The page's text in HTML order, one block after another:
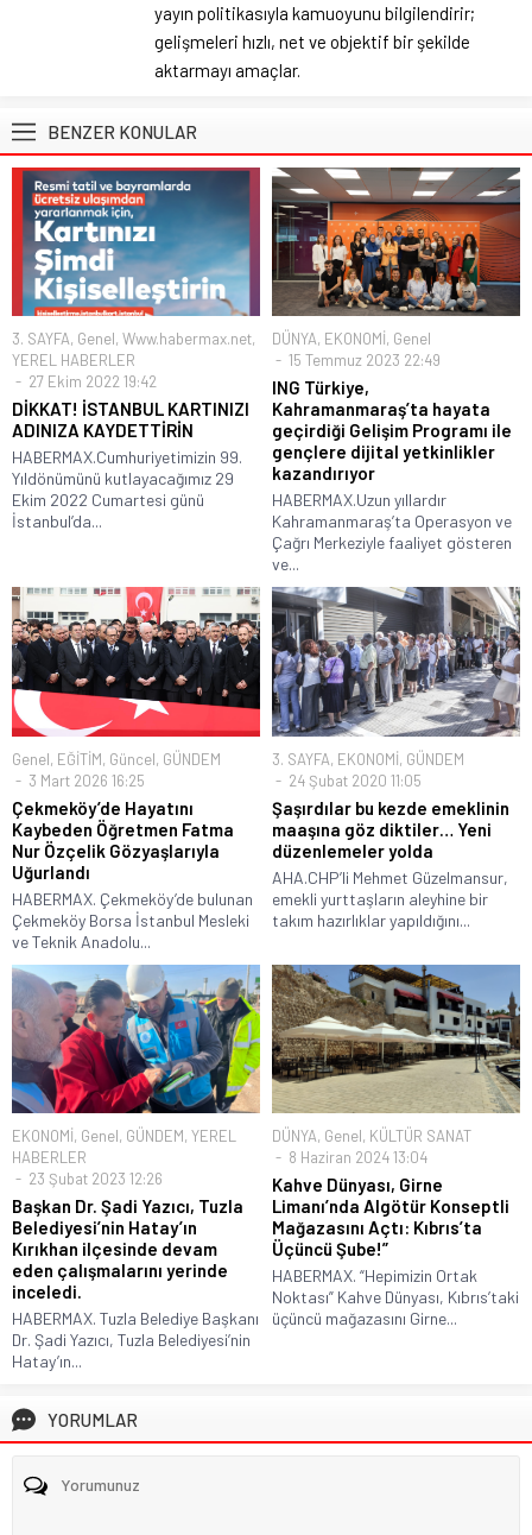
yayın politikasıyla kamuoyunu bilgilendirir;
gelişmeleri hızlı, net ve objektif bir şekilde
aktarmayı amaçlar.
BENZER KONULAR
3. SAYFA, Genel, Www.habermax.net,
YEREL HABERLER
27 Ekim 2022 19:42
DİKKAT! İSTANBUL KARTINIZI
ADINIZA KAYDETTİRİN
HABERMAX.Cumhuriyetimizin 99.
Yıldönümünü kutlayacağımız 29
Ekim 2022 Cumartesi günü
İstanbul’da...
DÜNYA, EKONOMİ, Genel
15 Temmuz 2023 22:49
ING Türkiye,
Kahramanmaraş’ta hayata
geçirdiği Gelişim Programı ile
gençlere dijital yetkinlikler
kazandırıyor
HABERMAX.Uzun yıllardır
Kahramanmaraş’ta Operasyon ve
Çağrı Merkeziyle faaliyet gösteren
ve...
Genel, EĞİTİM, Güncel, GÜNDEM
3 Mart 2026 16:25
Çekmeköy’de Hayatını
Kaybeden Öğretmen Fatma
Nur Özçelik Gözyaşlarıyla
Uğurlandı
HABERMAX. Çekmeköy’de bulunan
Çekmeköy Borsa İstanbul Mesleki
ve Teknik Anadolu...
3. SAYFA, EKONOMİ, GÜNDEM
24 Şubat 2020 11:05
Şaşırdılar bu kezde emeklinin
maaşına göz diktiler… Yeni
düzenlemeler yolda
AHA.CHP’li Mehmet Güzelmansur,
emekli yurttaşların aleyhine bir
takım hazırlıklar yapıldığını...
EKONOMİ, Genel, GÜNDEM, YEREL
HABERLER
23 Şubat 2023 12:26
Başkan Dr. Şadi Yazıcı, Tuzla
Belediyesi’nin Hatay’ın
Kırıkhan ilçesinde devam
eden çalışmalarını yerinde
inceledi.
HABERMAX. Tuzla Belediye Başkanı
Dr. Şadi Yazıcı, Tuzla Belediyesi’nin
Hatay’ın...
DÜNYA, Genel, KÜLTÜR SANAT
8 Haziran 2024 13:04
Kahve Dünyası, Girne
Limanı’nda Algötür Konseptli
Mağazasını Açtı: Kıbrıs’ta
Üçüncü Şube!”
HABERMAX. “Hepimizin Ortak
Noktası” Kahve Dünyası, Kıbrıs’taki
üçüncü mağazasını Girne...
YORUMLAR